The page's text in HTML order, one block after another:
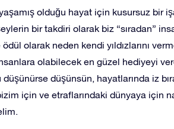
olduğu hayat için kusursuz bir
bir takdiri olarak biz “sıradan”
olarak neden kendi yıldızlarını
olabilecek en güzel hediyeyi
düşünsün, hayatlarında iz
için ve etraflarındaki dünyaya için